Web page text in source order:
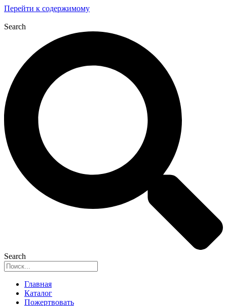
Перейти к содержимому
Search
Search
Главная
Каталог
Пожертвовать